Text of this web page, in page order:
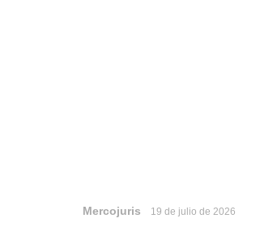
Mercojuris 19 de julio de 2026